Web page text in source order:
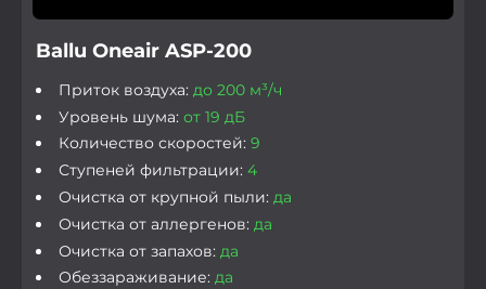
Ballu Oneair ASP-200
Приток воздуха: до 200 м³/ч
Уровень шума: от 19 дБ
Количество скоростей: 9
Ступеней фильтрации: 4
Очистка от крупной пыли: да
Очистка от аллергенов: да
Очистка от запахов: да
Обеззараживание: да